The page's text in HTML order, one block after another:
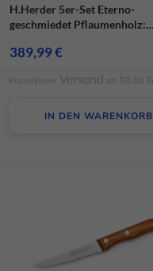
H.Herder 5er-Set Eterno-
geschmiedet Pflaumenholz:
Schinkenmesser,
389,99€
Kostenfreier Versand ab 50,00
IN DEN WARENKORB